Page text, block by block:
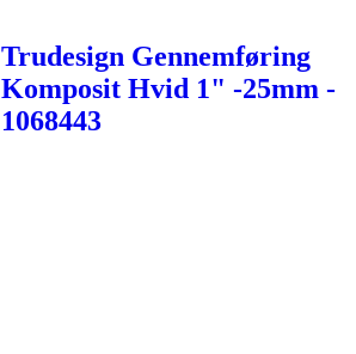
Trudesign Gennemføring
Komposit Hvid 1" -25mm -
1068443